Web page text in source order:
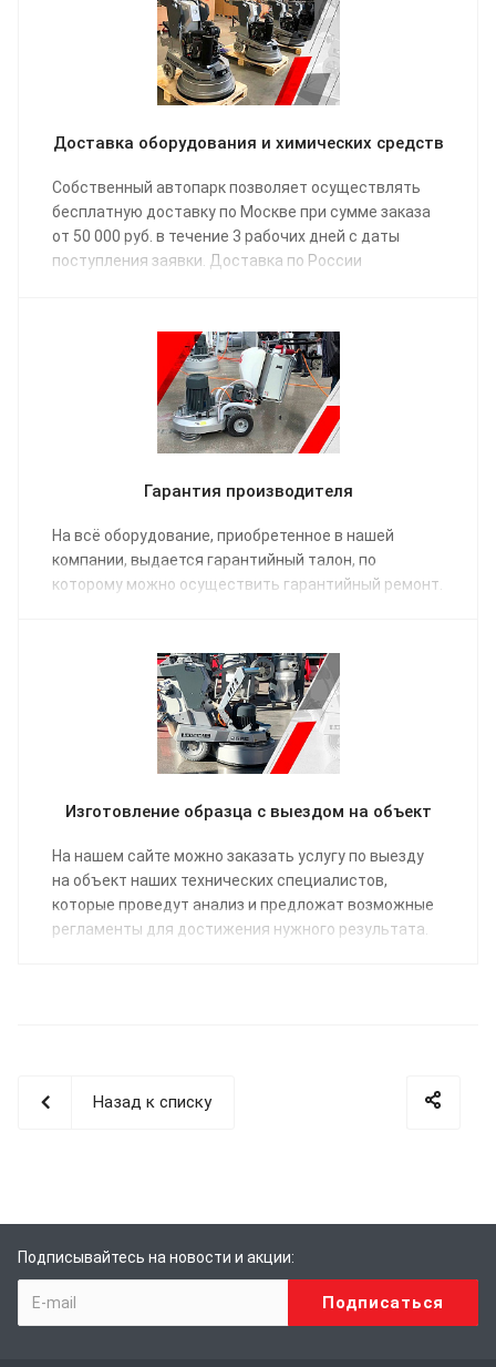
Доставка оборудования и химических средств
Собственный автопарк позволяет осуществлять
бесплатную доставку по Москве при сумме заказа
от 50 000 руб. в течение 3 рабочих дней с даты
поступления заявки. Доставка по России
Гарантия производителя
На всё оборудование, приобретенное в нашей
компании, выдается гарантийный талон, по
которому можно осуществить гарантийный ремонт.
Изготовление образца с выездом на объект
На нашем сайте можно заказать услугу по выезду
на объект наших технических специалистов,
которые проведут анализ и предложат возможные
регламенты для достижения нужного результата.
Назад к списку
Подписывайтесь на новости и акции: